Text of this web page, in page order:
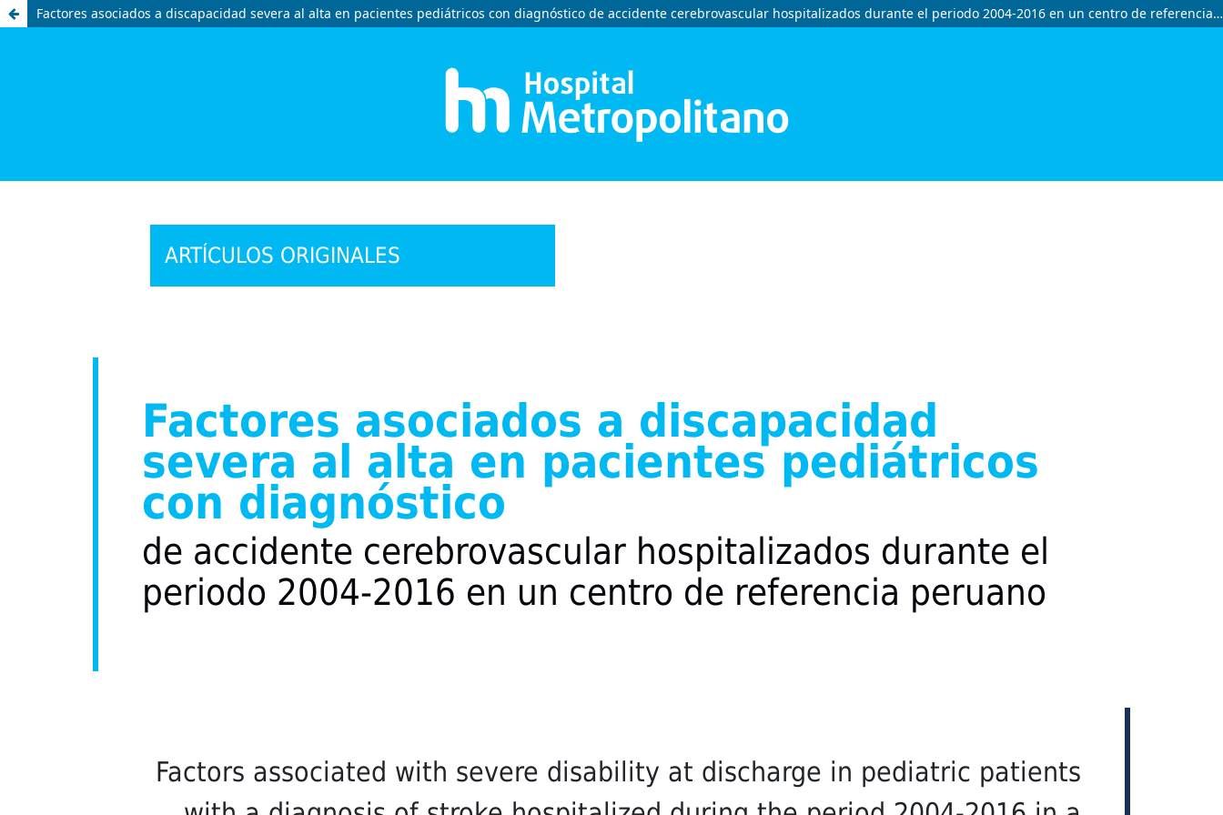
Factores asociados a discapacidad severa al alta en pacientes pediátricos con diagnóstico de accidente cerebrovascular hospitalizados durante el periodo 2004-2016 en un centro de referencia peruano